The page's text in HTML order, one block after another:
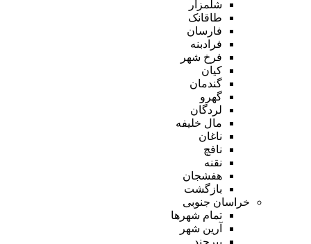
شلمزار
طاقانک
فارسان
فرادبنه
فرخ شهر
کیان
گندمان
گهرو
لردگان
مال خلیفه
ناغان
نافچ
نقنه
هفشجان
بازگشت
خراسان جنوبی
تمام شهر‌ها
آرین شهر
بیرجند